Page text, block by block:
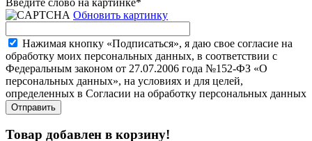
Обновить картинку
Нажимая кнопку «Подписаться», я даю свое согласие на
обработку моих персональных данных, в соответствии с
Федеральным законом от 27.07.2006 года №152-ФЗ «О
персональных данных», на условиях и для целей,
определенных в Согласии на обработку персональных данных
Товар добавлен в корзину!